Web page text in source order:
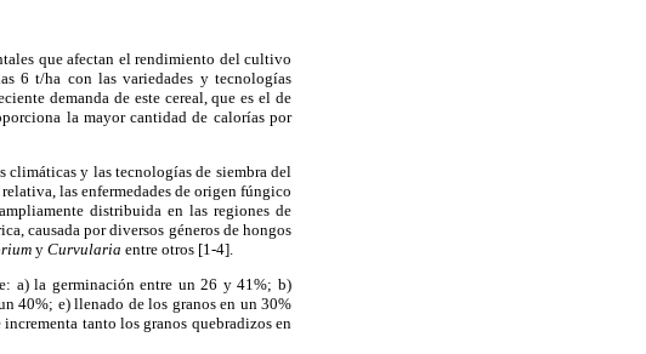
que afectan el rendimiento del cultivo
6 t/ha con las variedades y tecnologías
demanda de este cereal, que es el de
la mayor cantidad de calorías por
climáticas y las tecnologías de siembra del
las enfermedades de origen fúngico
distribuida en las regiones de
causada por diversos géneros de hongos
y Curvularia entre otros [1-4].
a) la germinación entre un 26 y 41%; b)
40%; e) llenado de los granos en un 30%
tanto los granos quebradizos en